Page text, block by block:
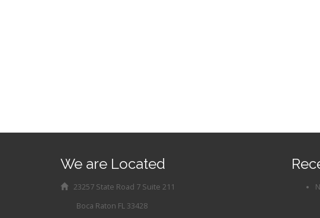
We are Located
23257 State Road 7 Suite 211
Boca Raton FL 33428